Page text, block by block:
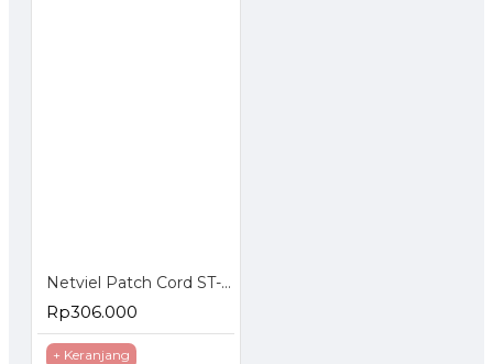
Netviel Patch Cord ST-LC Singlemode
Rp306.000
+ Keranjang